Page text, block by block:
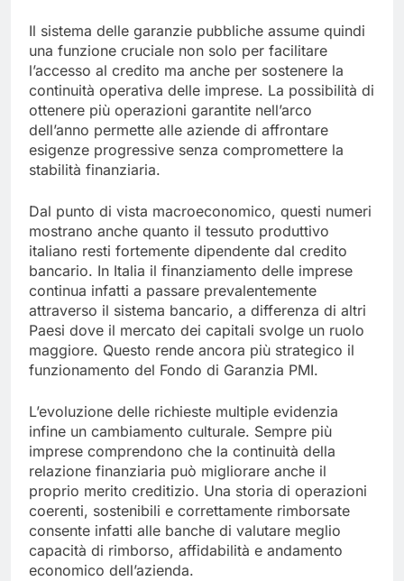
Il sistema delle garanzie pubbliche assume quindi
una funzione cruciale non solo per facilitare
l’accesso al credito ma anche per sostenere la
continuità operativa delle imprese. La possibilità di
ottenere più operazioni garantite nell’arco
dell’anno permette alle aziende di affrontare
esigenze progressive senza compromettere la
stabilità finanziaria.
Dal punto di vista macroeconomico, questi numeri
mostrano anche quanto il tessuto produttivo
italiano resti fortemente dipendente dal credito
bancario. In Italia il finanziamento delle imprese
continua infatti a passare prevalentemente
attraverso il sistema bancario, a differenza di altri
Paesi dove il mercato dei capitali svolge un ruolo
maggiore. Questo rende ancora più strategico il
funzionamento del Fondo di Garanzia PMI.
L’evoluzione delle richieste multiple evidenzia
infine un cambiamento culturale. Sempre più
imprese comprendono che la continuità della
relazione finanziaria può migliorare anche il
proprio merito creditizio. Una storia di operazioni
coerenti, sostenibili e correttamente rimborsate
consente infatti alle banche di valutare meglio
capacità di rimborso, affidabilità e andamento
economico dell’azienda.